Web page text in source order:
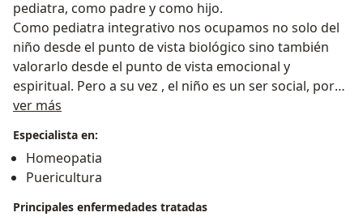
pediatra, como padre y como hijo.
Como pediatra integrativo nos ocupamos no solo del
niño desde el punto de vista biológico sino también
valorarlo desde el punto de vista emocional y
espiritual. Pero a su vez , el niño es un ser social, por
ver más
Especialista en:
Homeopatia
Puericultura
Principales enfermedades tratadas